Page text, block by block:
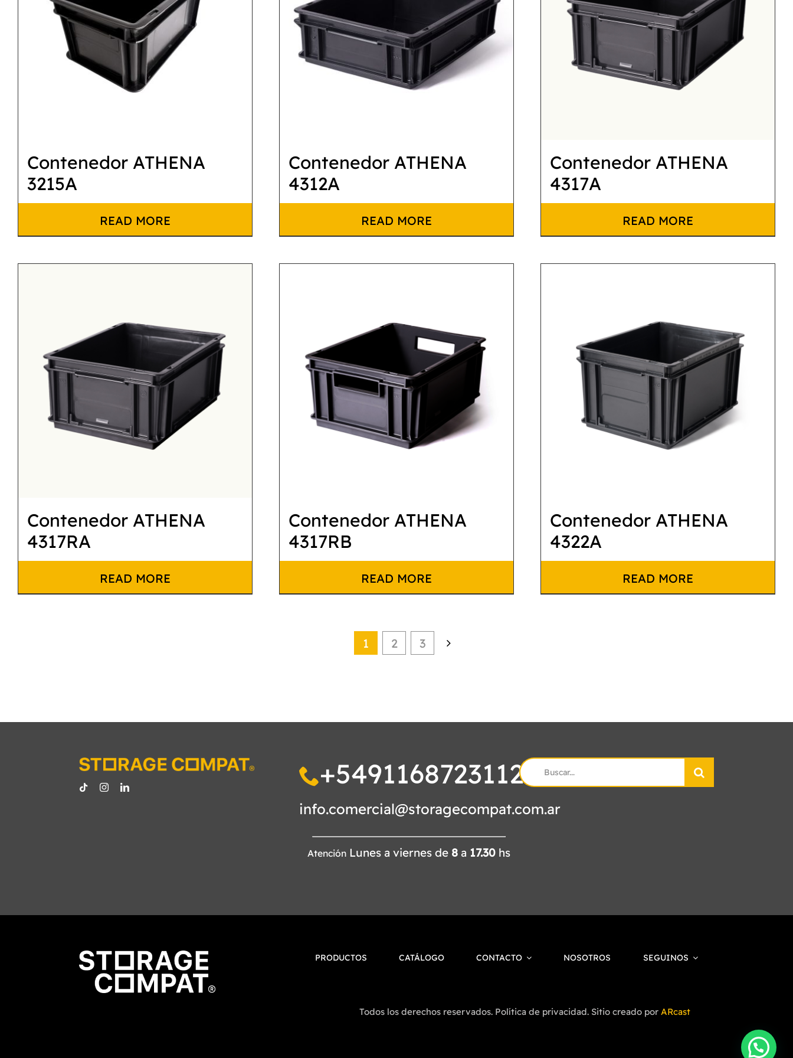
Contenedor ATHENA
3215A
READ MORE
Contenedor ATHENA
4312A
READ MORE
Contenedor ATHENA
4317A
READ MORE
Contenedor ATHENA
4317RA
READ MORE
Contenedor ATHENA
4317RB
READ MORE
Contenedor ATHENA
4322A
READ MORE
1 2 3
+5491168723112
info.comercial@storagecompat.com.ar
Atención Lunes a viernes de 8 a 17.30 hs
Search
for:
PRODUCTOS CATÁLOGO CONTACTO NOSOTROS SEGUINOS
Todos los derechos reservados. Política de privacidad. Sitio creado por ARcast